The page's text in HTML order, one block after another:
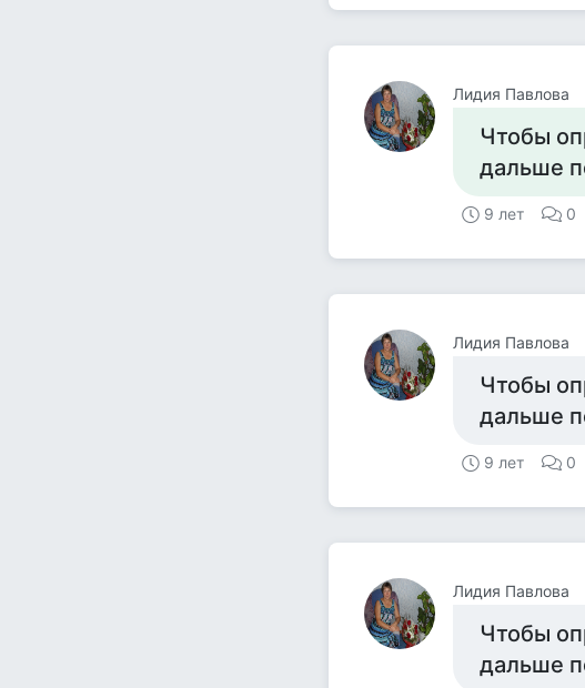
Лидия Павлова
Чтобы
дальше
9 лет 0
Лидия Павлова
Чтобы
дальше
9 лет 0
Лидия Павлова
Чтобы
дальше